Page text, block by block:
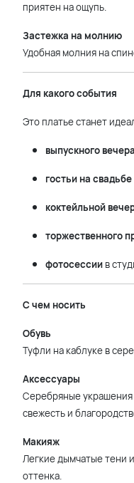
приятен на ощупь.
Застежка на молнию
Удобная молния на
Для какого события
Это платье станет
выпускного вечера
гостьи на свадьбе
коктейльной
торжественного
фотосессии в
С чем носить
Обувь
Туфли на каблуке в
Аксессуары
Серебряные украшения
свежесть и
Макияж
Легкие дымчатые тени
оттенка.